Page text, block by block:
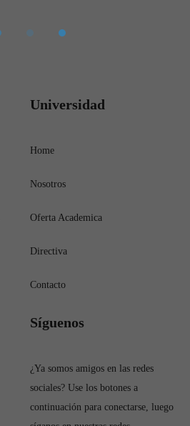
Universidad
Home
Nosotros
Oferta Academica
Directiva
Contacto
Síguenos
¿Ya somos amigos en las redes
sociales? Use los botones a
continuación para conectarse, luego